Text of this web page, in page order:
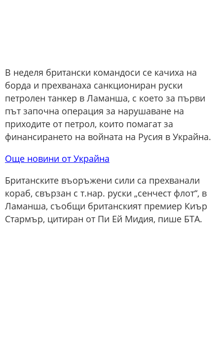
В неделя британски командоси се качиха на
борда и прехванаха санкциониран руски
петролен танкер в Ламанша, с което за първи
път започна операция за нарушаване на
приходите от петрол, които помагат за
финансирането на войната на Русия в Украйна.
Още новини от Украйна
Британските въоръжени сили са прехванали
кораб, свързан с т.нар. руски „сенчест флот“, в
Ламанша, съобщи британският премиер Киър
Стармър, цитиран от Пи Ей Мидия, пише БТА.